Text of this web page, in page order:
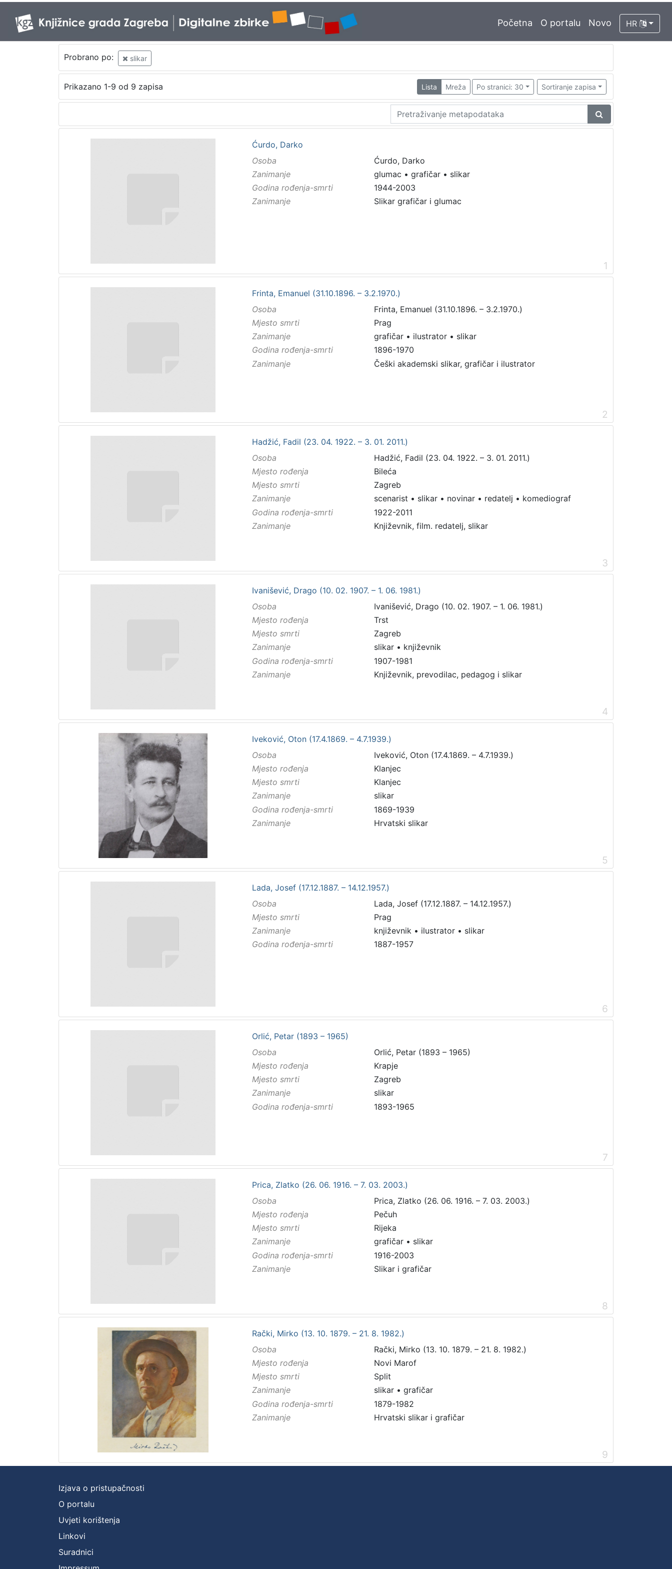
Početna O portalu Novo HR
Probrano po: slikar
Prikazano 1-9 od 9 zapisa Lista Mreža Po stranici: 30 Sortiranje zapisa
Ćurdo, Darko
Osoba
Ćurdo, Darko
Zanimanje
glumac • grafičar • slikar
Godina rođenja-smrti
1944-2003
Zanimanje
Slikar grafičar i glumac
1
Frinta, Emanuel (31.10.1896. – 3.2.1970.)
Osoba
Frinta, Emanuel (31.10.1896. – 3.2.1970.)
Mjesto smrti
Prag
Zanimanje
grafičar • ilustrator • slikar
Godina rođenja-smrti
1896-1970
Zanimanje
Češki akademski slikar, grafičar i ilustrator
2
Hadžić, Fadil (23. 04. 1922. – 3. 01. 2011.)
Osoba
Hadžić, Fadil (23. 04. 1922. – 3. 01. 2011.)
Mjesto rođenja
Bileća
Mjesto smrti
Zagreb
Zanimanje
scenarist • slikar • novinar • redatelj • komediograf
Godina rođenja-smrti
1922-2011
Zanimanje
Književnik, film. redatelj, slikar
3
Ivanišević, Drago (10. 02. 1907. – 1. 06. 1981.)
Osoba
Ivanišević, Drago (10. 02. 1907. – 1. 06. 1981.)
Mjesto rođenja
Trst
Mjesto smrti
Zagreb
Zanimanje
slikar • književnik
Godina rođenja-smrti
1907-1981
Zanimanje
Književnik, prevodilac, pedagog i slikar
4
Iveković, Oton (17.4.1869. – 4.7.1939.)
Osoba
Iveković, Oton (17.4.1869. – 4.7.1939.)
Mjesto rođenja
Klanjec
Mjesto smrti
Klanjec
Zanimanje
slikar
Godina rođenja-smrti
1869-1939
Zanimanje
Hrvatski slikar
5
Lada, Josef (17.12.1887. – 14.12.1957.)
Osoba
Lada, Josef (17.12.1887. – 14.12.1957.)
Mjesto smrti
Prag
Zanimanje
književnik • ilustrator • slikar
Godina rođenja-smrti
1887-1957
6
Orlić, Petar (1893 – 1965)
Osoba
Orlić, Petar (1893 – 1965)
Mjesto rođenja
Krapje
Mjesto smrti
Zagreb
Zanimanje
slikar
Godina rođenja-smrti
1893-1965
7
Prica, Zlatko (26. 06. 1916. – 7. 03. 2003.)
Osoba
Prica, Zlatko (26. 06. 1916. – 7. 03. 2003.)
Mjesto rođenja
Pečuh
Mjesto smrti
Rijeka
Zanimanje
grafičar • slikar
Godina rođenja-smrti
1916-2003
Zanimanje
Slikar i grafičar
8
Rački, Mirko (13. 10. 1879. – 21. 8. 1982.)
Osoba
Rački, Mirko (13. 10. 1879. – 21. 8. 1982.)
Mjesto rođenja
Novi Marof
Mjesto smrti
Split
Zanimanje
slikar • grafičar
Godina rođenja-smrti
1879-1982
Zanimanje
Hrvatski slikar i grafičar
9
Izjava o pristupačnosti
O portalu
Uvjeti korištenja
Linkovi
Suradnici